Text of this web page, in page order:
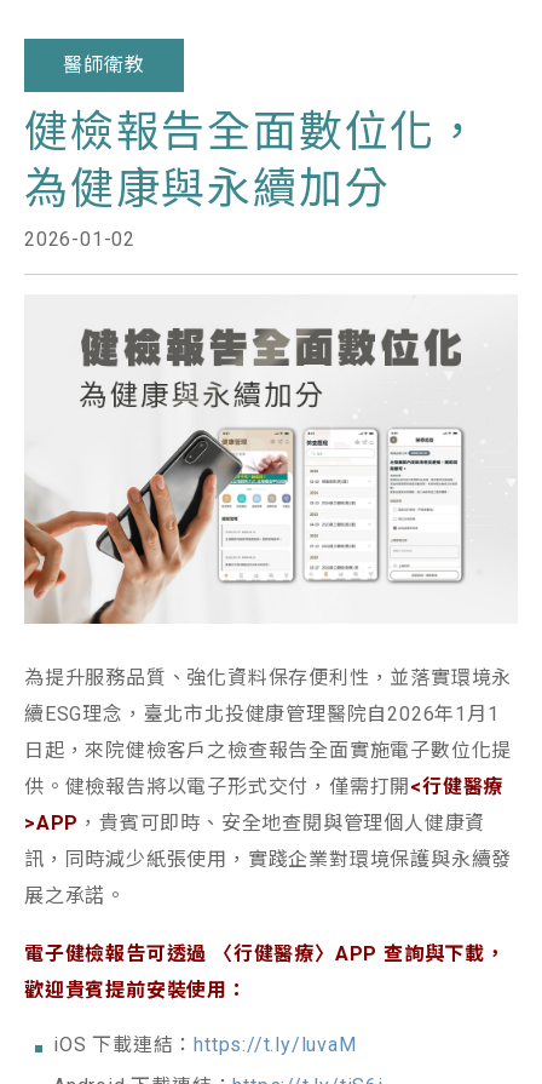
醫師衛教
健檢報告全面數位化，
為健康與永續加分
2026-01-02
為提升服務品質、強化資料保存便利性，並落實環境永
續ESG理念，臺北市北投健康管理醫院自2026年1月1
日起，來院健檢客戶之檢查報告全面實施電子數位化提
供。健檢報告將以電子形式交付，僅需打開 <行健醫療
>APP ，貴賓可即時、安全地查閱與管理個人健康資
訊，同時減少紙張使用，實踐企業對環境保護與永續發
展之承諾。
電子健檢報告可透過 〈行健醫療〉APP 查詢與下載，
歡迎貴賓提前安裝使用：
iOS 下載連結：https://t.ly/luvaM